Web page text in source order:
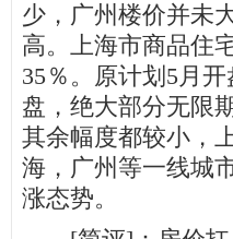
少，广州楼价并未
高。上海市商品住
35％。原计划5月
盘，绝大部分无限
其余幅度都较小，
海，广州等一线城
涨态势。